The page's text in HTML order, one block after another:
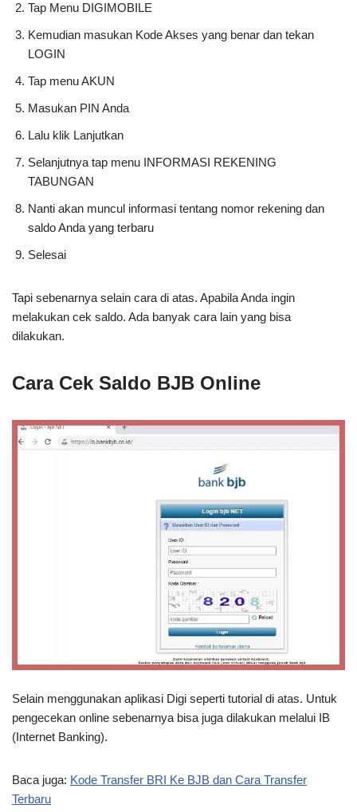
Tap Menu DIGIMOBILE
Kemudian masukan Kode Akses yang benar dan tekan
LOGIN
Tap menu AKUN
Masukan PIN Anda
Lalu klik Lanjutkan
Selanjutnya tap menu INFORMASI REKENING
TABUNGAN
Nanti akan muncul informasi tentang nomor rekening dan
saldo Anda yang terbaru
Selesai
Tapi sebenarnya selain cara di atas. Apabila Anda ingin
melakukan cek saldo. Ada banyak cara lain yang bisa
dilakukan.
Cara Cek Saldo BJB Online
Selain menggunakan aplikasi Digi seperti tutorial di atas. Untuk
pengecekan online sebenarnya bisa juga dilakukan melalui IB
(Internet Banking).
Baca juga: Kode Transfer BRI Ke BJB dan Cara Transfer
Terbaru